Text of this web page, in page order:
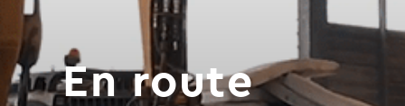
En route